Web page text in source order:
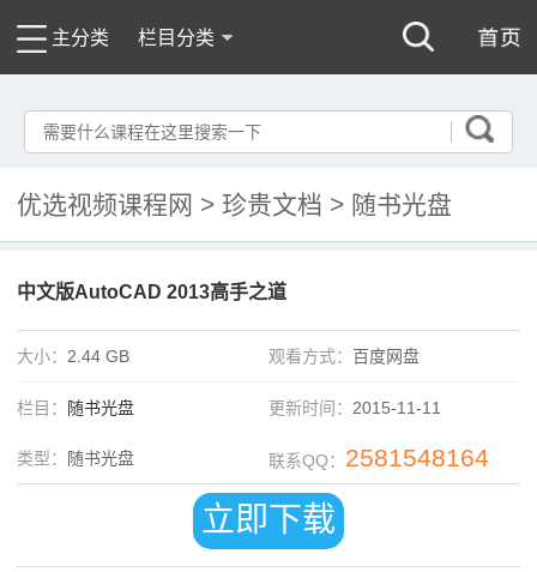
主分类 栏目分类
优选视频课程网 > 珍贵文档 > 随书光盘
中文版AutoCAD 2013高手之道
大小： 2.44 GB 观看方式： 百度网盘
栏目： 随书光盘 更新时间： 2015-11-11
类型： 随书光盘 联系QQ： 2581548164
立即下载